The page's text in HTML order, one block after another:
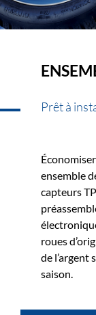
Prêt à
ensemble
capteurs
roues
de l’argent
saison.